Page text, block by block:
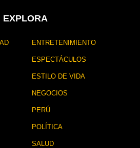
EXPLORA
ENTRETENIMIENTO
ESPECTÁCULOS
ESTILO DE VIDA
NEGOCIOS
PERÚ
POLÍTICA
SALUD